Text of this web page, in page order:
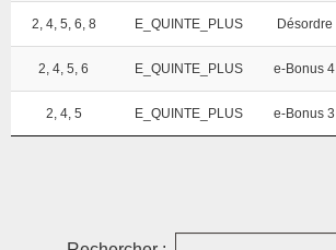
2, 4, 5, 6, 8 E_QUINTE_PLUS Désordre
2, 4, 5, 6 E_QUINTE_PLUS e-Bonus 4
2, 4, 5 E_QUINTE_PLUS e-Bonus 3